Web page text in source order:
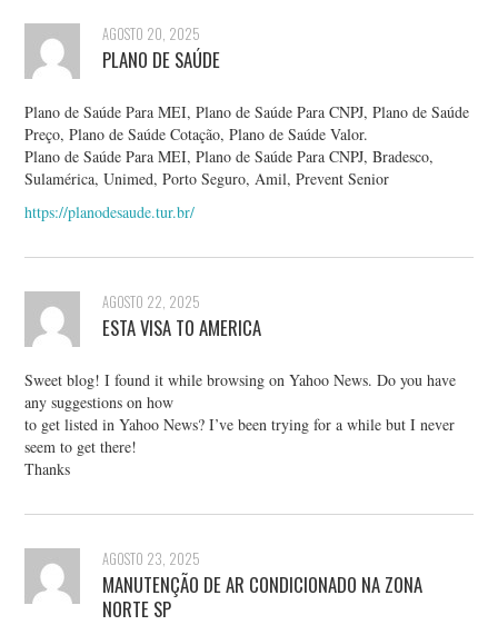
AGOSTO 20, 2025
PLANO DE SAÚDE
Plano de Saúde Para MEI, Plano de Saúde Para CNPJ, Plano de Saúde
Preço, Plano de Saúde Cotação, Plano de Saúde Valor.
Plano de Saúde Para MEI, Plano de Saúde Para CNPJ, Bradesco,
Sulamérica, Unimed, Porto Seguro, Amil, Prevent Senior
https://planodesaude.tur.br/
AGOSTO 22, 2025
ESTA VISA TO AMERICA
Sweet blog! I found it while browsing on Yahoo News. Do you have
any suggestions on how
to get listed in Yahoo News? I’ve been trying for a while but I never
seem to get there!
Thanks
AGOSTO 23, 2025
MANUTENÇÃO DE AR CONDICIONADO NA ZONA
NORTE SP